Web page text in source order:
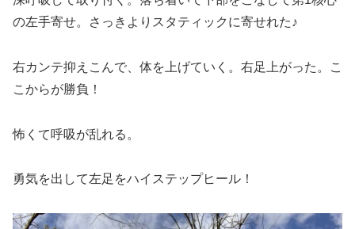
の左手寄せ。さっきよりスタティックに寄せれた♪
右カンテ抑えこんで、体を上げていく。右足上がった。こ
こからが勝負！
怖くて呼吸が乱れる。
勇気を出して左足をハイステップヒール！